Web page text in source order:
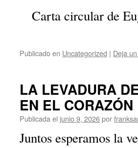
Carta circular de
Publicado en Uncategorized | Deja
LA LEVADURA
EN EL
Publicada el junio 9, 2026por
Juntos esperamos la